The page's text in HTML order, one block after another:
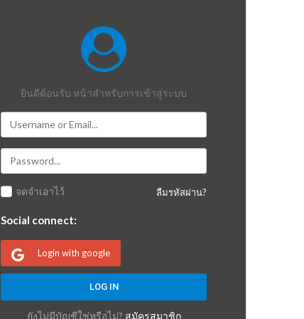
ยินดีต้อนรับ หน้าสำหรับการเข้าสู่ระบบ
ลืมรหัสผ่าน?
จดจำเอาไว้
Social connect:
Login with google
ยังไม่มีบัญชีใช่หรือไม่? สมัครสมาชิก